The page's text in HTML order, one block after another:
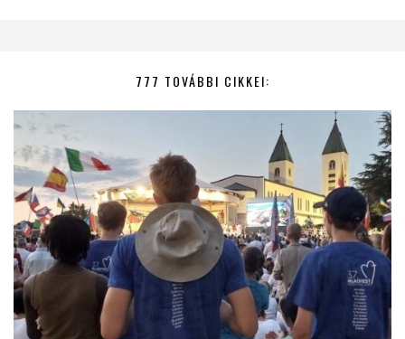
777 TOVÁBBI CIKKEI: